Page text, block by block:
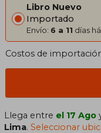
Libro Nuevo
Importado
Envío: 6 a 11 días
Costos de
Llega entre el 17 Ago
Lima.Seleccionar